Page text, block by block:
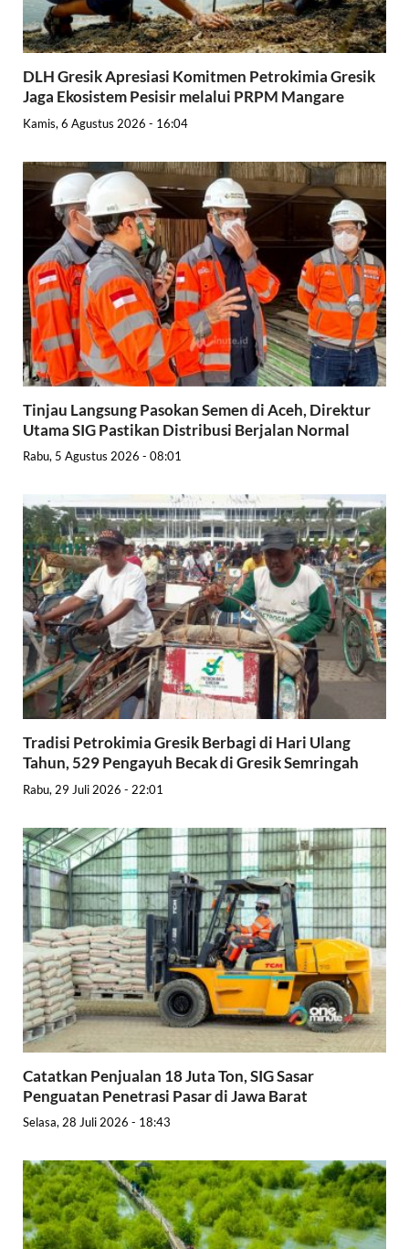
DLH Gresik Apresiasi Komitmen Petrokimia Gresik
Jaga Ekosistem Pesisir melalui PRPM Mangare
Kamis, 6 Agustus 2026 - 16:04
Tinjau Langsung Pasokan Semen di Aceh, Direktur
Utama SIG Pastikan Distribusi Berjalan Normal
Rabu, 5 Agustus 2026 - 08:01
Tradisi Petrokimia Gresik Berbagi di Hari Ulang
Tahun, 529 Pengayuh Becak di Gresik Semringah
Rabu, 29 Juli 2026 - 22:01
Catatkan Penjualan 18 Juta Ton, SIG Sasar
Penguatan Penetrasi Pasar di Jawa Barat
Selasa, 28 Juli 2026 - 18:43